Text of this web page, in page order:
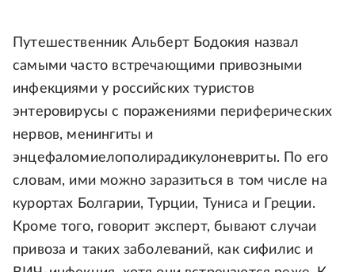
Путешественник Альберт Бодокия назвал
самыми часто встречающими привозными
инфекциями у российских туристов
энтеровирусы с поражениями периферических
нервов, менингиты и
энцефаломиелополирадикулоневриты. По его
словам, ими можно заразиться в том числе на
курортах Болгарии, Турции, Туниса и Греции.
Кроме того, говорит эксперт, бывают случаи
привоза и таких заболеваний, как сифилис и